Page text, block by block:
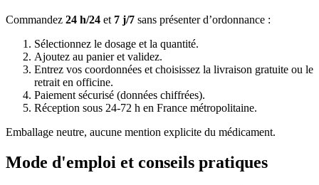
Commandez 24 h/24 et 7 j/7 sans présenter d’ordonnance :
Sélectionnez le dosage et la quantité.
Ajoutez au panier et validez.
Entrez vos coordonnées et choisissez la livraison gratuite ou le
retrait en officine.
Paiement sécurisé (données chiffrées).
Réception sous 24-72 h en France métropolitaine.
Emballage neutre, aucune mention explicite du médicament.
Mode d'emploi et conseils pratiques